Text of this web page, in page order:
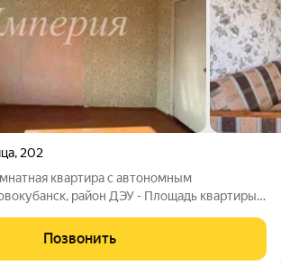
, 202
квартира с автономным
район ДЭУ - Площадь квартиры:
потолки - Газовая колонка на горячую
на
Позвонить